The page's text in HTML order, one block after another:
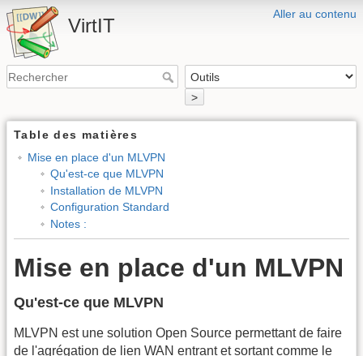
Aller au contenu
VirtIT
>
Table des matières
Mise en place d'un MLVPN
Qu'est-ce que MLVPN
Installation de MLVPN
Configuration Standard
Notes :
Mise en place d'un MLVPN
Qu'est-ce que MLVPN
MLVPN est une solution Open Source permettant de faire
de l'agrégation de lien WAN entrant et sortant comme le